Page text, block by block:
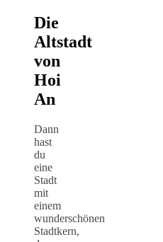
Die
Altstadt
von
Hoi
An
Dann
hast
du
eine
Stadt
mit
einem
wunderschönen
Stadtkern,